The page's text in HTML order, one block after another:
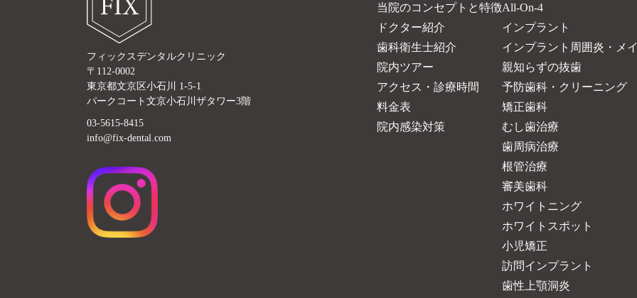
フィックスデンタルクリニック
〒112-0002
東京都文京区小石川 1-5-1
パークコート文京小石川ザタワー3階
03-5615-8415
info@fix-dental.com
当院のコンセプトと特徴
ドクター紹介
歯科衛生士紹介
院内ツアー
アクセス・診療時間
料金表
院内感染対策
All-On-4
インプラント
インプラント周囲炎・メ
親知らずの抜歯
予防歯科・クリーニング
矯正歯科
むし歯治療
歯周病治療
根管治療
審美歯科
ホワイトニング
ホワイトスポット
小児矯正
訪問インプラント
歯性上顎洞炎